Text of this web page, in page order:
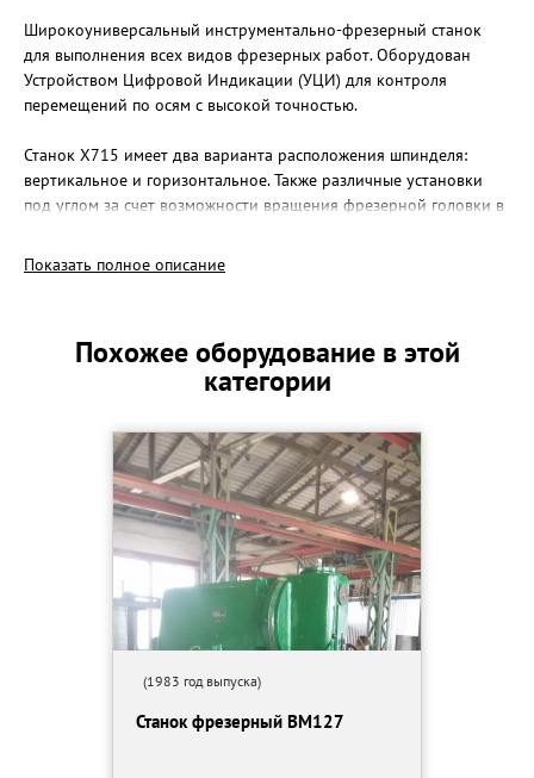
Широкоуниверсальный инструментально-фрезерный станок
для выполнения всех видов фрезерных работ. Оборудован
Устройством Цифровой Индикации (УЦИ) для контроля
перемещений по осям с высокой точностью.
Станок X715 имеет два варианта расположения шпинделя:
вертикальное и горизонтальное. Также различные установки
под углом за счет возможности вращения фрезерной головки в
Достоинства:
-Подвесной пульт управления позволяет оператору управлять
станком, перемещая его в удобное положение.
возможность плавного бесступенчатого регулирования
скорости подач.
-Возможность ручного зажима осей повышают жесткость и
снижают вибрации при работе режущего инструмента.
-Специальное приспособление для поддержания режущего
инструмента при работе с горизонтальным шпинделем
устанавливается на неподвижном основании станины и придает
дополнительную жесткость.
-Станция импульсной смазки обеспечивает настраиваемую по
времени и периодичности смазку направляющих. При
критическом понижении уровня масла в баке срабатывает
-Перемещение по оси Z шпиндельной бабки осуществляется
Показать полное описание
Похожее оборудование в этой
категории
(1983 год выпуска)
Станок фрезерный ВМ127